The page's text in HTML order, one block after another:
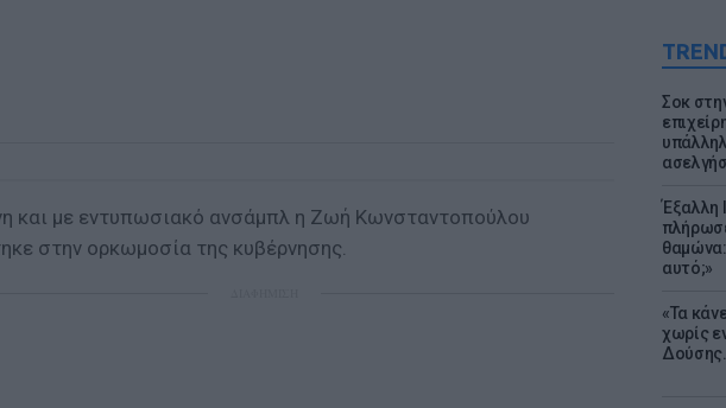
Σοκ
Έξαλλη
αυτό;»
«Τα
χωρίς
και με εντυπωσιακό ανσάμπλ η Ζωή Κωνσταντοπούλου
στην ορκωμοσία της κυβέρνησης.